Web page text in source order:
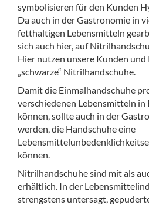
symbolisieren für den Kunden
Da auch in der Gastronomie in
fetthaltigen Lebensmitteln
sich auch hier, auf
Hier nutzen unsere Kunden und
„schwarze“ Nitrilhandschuhe.
Damit die Einmalhandschuhe
verschiedenen Lebensmitteln in
können, sollte auch in der
werden, die Handschuhe eine
können.
Nitrilhandschuhe sind mit als
erhältlich. In der
strengstens untersagt,